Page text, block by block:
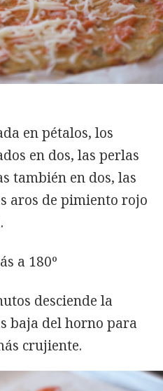
en pétalos, los
en dos, las perlas
también en dos, las
aros de pimiento rojo
a 180º
desciende la
baja del horno para
crujiente.